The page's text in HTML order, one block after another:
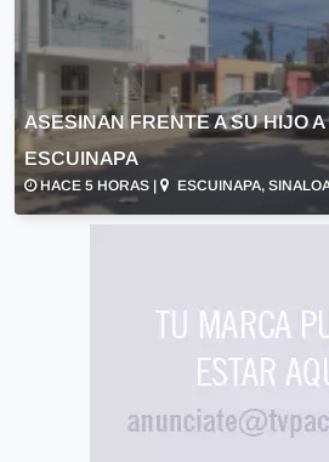
ASESINAN FRENTE A SU HIJO
ESCUINAPA
HACE 5 HORAS | ESCUINAPA,